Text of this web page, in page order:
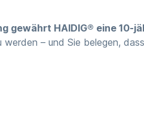
gewährt HAIDIG® eine 10-
– und Sie belegen,